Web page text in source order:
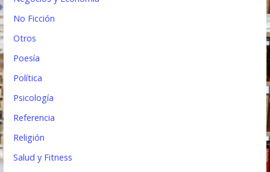
No Ficción
Otros
Poesía
Política
Psicología
Referencia
Religión
Salud y Fitness